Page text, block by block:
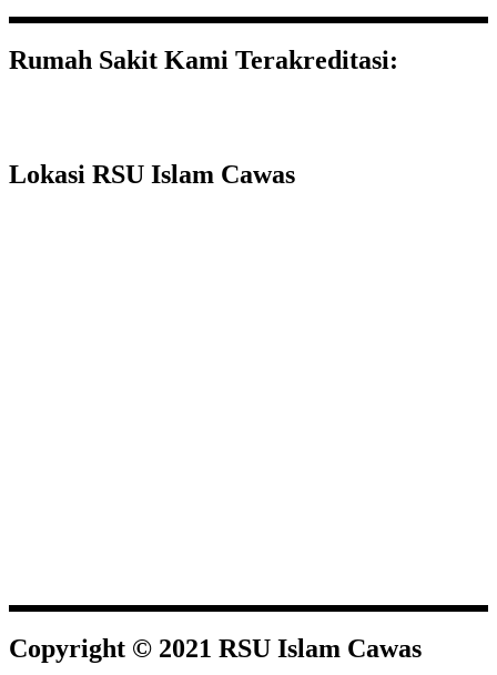
Rumah Sakit Kami Terakreditasi:
Lokasi RSU Islam Cawas
Copyright © 2021 RSU Islam Cawas